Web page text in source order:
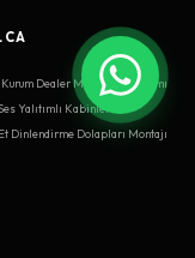
Dealer Masaları Tasarımı
Yalıtımlı Kabinler
Dinlendirme Dolapları Montajı